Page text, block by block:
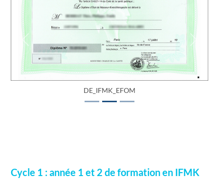
DE_IFMK_EFOM
Previous Next
Cycle 1 : année 1 et 2 de formation en IFMK